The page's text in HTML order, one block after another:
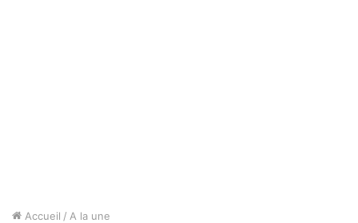
Accueil / A la une